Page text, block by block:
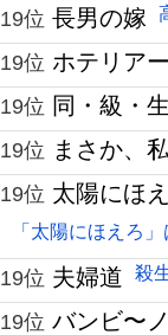
19位 長男の嫁
19位 ホテリアー
19位 同・級・生
19位 まさか、
19位 太陽にほ
「太陽にほえろ
19位 夫婦道 殺
19位 バンビ〜